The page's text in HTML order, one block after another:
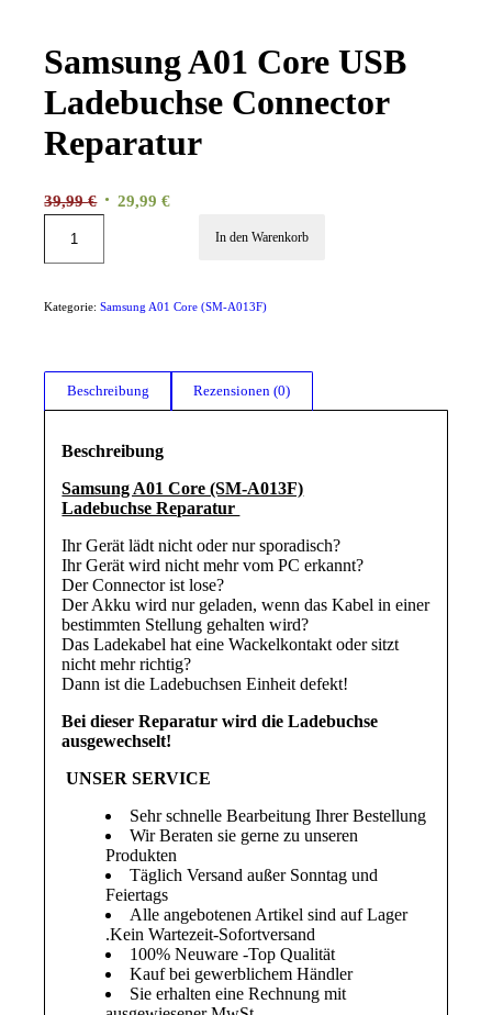
Samsung A01 Core USB
Ladebuchse Connector
Reparatur
39,99€ Ursprünglicher
29,99€Aktueller
In den Warenkorb
Kategorie:Samsung A01 Core (SM-A013F)
Beschreibung Rezensionen (0)
Beschreibung
Samsung A01 Core (SM-A013F)
Ladebuchse Reparatur
Ihr Gerät lädt nicht oder nur sporadisch?
Ihr Gerät wird nicht mehr vom PC erkannt?
Der Connector ist lose?
Der Akku wird nur geladen, wenn das Kabel in einer
bestimmten Stellung gehalten wird?
Das Ladekabel hat eine Wackelkontakt oder sitzt
nicht mehr richtig?
Dann ist die Ladebuchsen Einheit defekt!
Bei dieser Reparatur wird die Ladebuchse
ausgewechselt!
UNSER SERVICE
Sehr schnelle Bearbeitung Ihrer Bestellung
Wir Beraten sie gerne zu unseren
Produkten
Täglich Versand außer Sonntag und
Feiertags
Alle angebotenen Artikel sind auf Lager
.Kein Wartezeit-Sofortversand
100% Neuware -Top Qualität
Kauf bei gewerblichem Händler
Sie erhalten eine Rechnung mit